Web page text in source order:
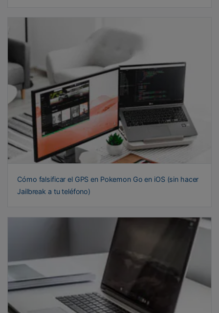
Cómo falsificar el GPS en Pokemon Go en iOS (sin hacer
Jailbreak a tu teléfono)